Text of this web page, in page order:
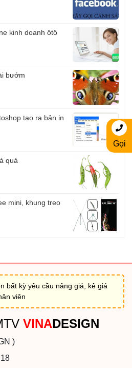
kinh doanh ôtô
bướm
tạo ra bản in
quả
mini, khung treo
bất kỳ yêu cầu nâng giá, kê giá
viên
VINADESIGN
)
Gọi